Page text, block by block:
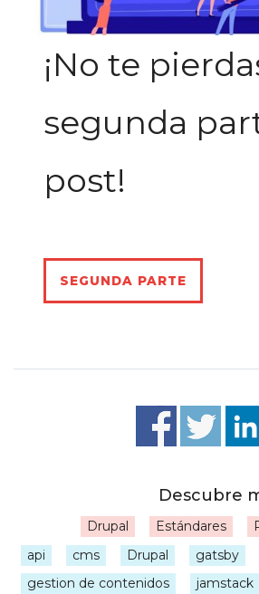
¡No te
segunda
post!
SEGUNDA PARTE
Drupal Estándares
api cms Drupal
gatsby
gestion de contenidos
jamstack